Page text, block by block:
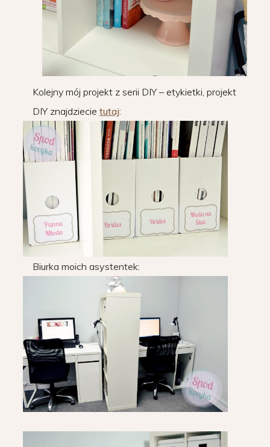
Kolejny mój projekt z serii DIY – etykietki, projekt
DIY znajdziecie tutaj:
Biurka moich asystentek: